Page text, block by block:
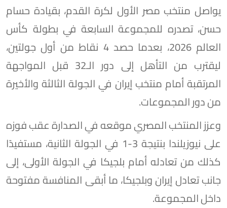
يواصل منتخب مصر الأول لكرة القدم، بقيادة حسام
حسن، تصدره للمجموعة السابعة في بطولة كأس
العالم 2026، بعدما حصد 4 نقاط من أول جولتين،
ليقترب من التأهل إلى دور الـ32 قبل المواجهة
المرتقبة أمام منتخب إيران في الجولة الثالثة والأخيرة
من دور المجموعات.
وعزز المنتخب المصري موقعه في الصدارة عقب فوزه
على نيوزيلندا بنتيجة 3-1 في الجولة الثانية، مستفيدًا
كذلك من تعادله أمام بلجيكا في الجولة الأولى، إلى
جانب تعادل إيران وبلجيكا، ما أبقى المنافسة مفتوحة
داخل المجموعة.